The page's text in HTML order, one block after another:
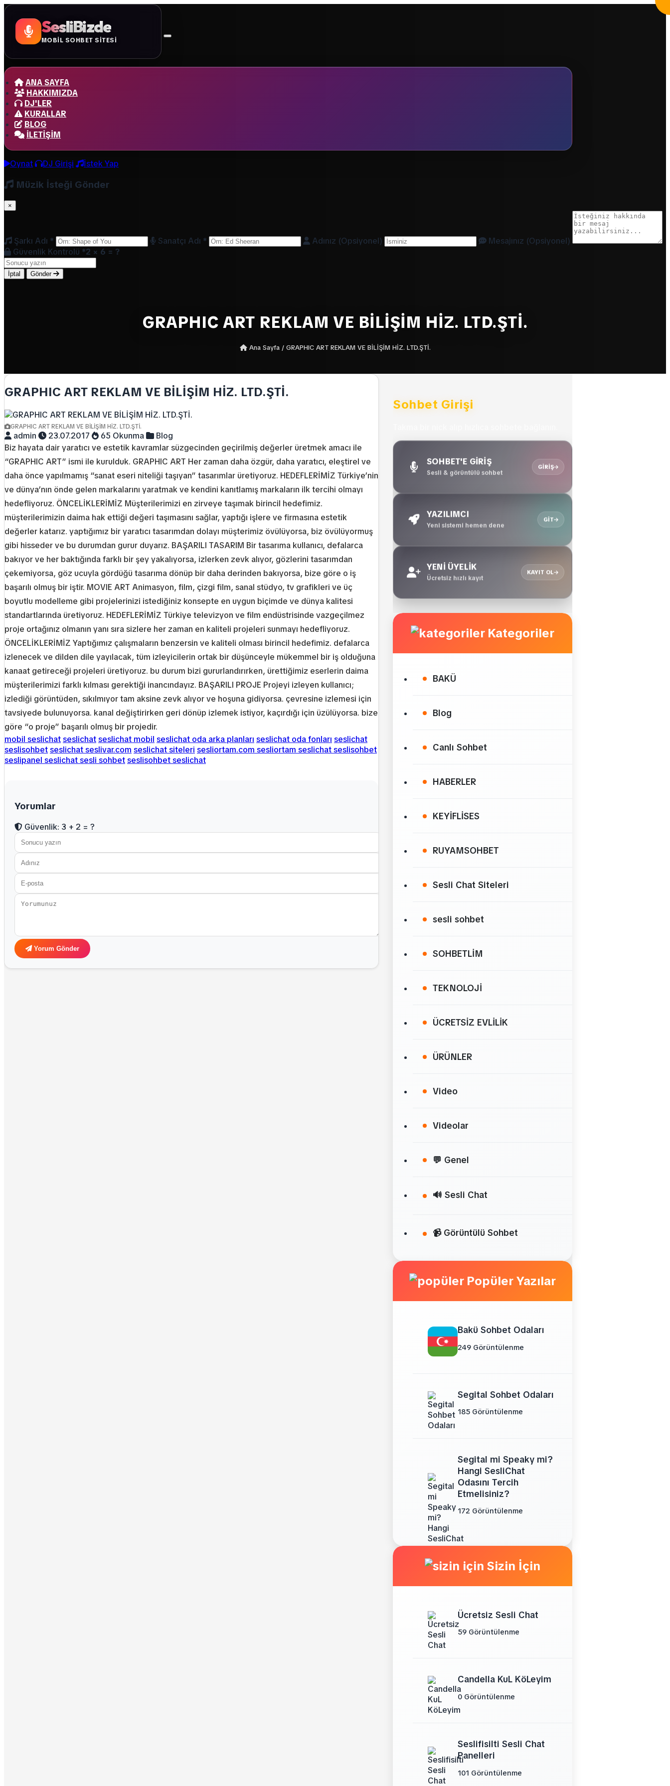
SesliBizde
MOBİL SOHBET SİTESİ
ANA SAYFA
HAKKIMIZDA
DJ'LER
KURALLAR
BLOG
İLETIŞIM
Oynat DJ Girişi İstek Yap
Müzik İsteği Gönder
×
Şarkı Adı * Sanatçı Adı * Adınız (Opsiyonel)
Mesajınız (Opsiyonel)
Güvenlik Kontrolü *2 × 6 = ?
İptal Gönder
GRAPHIC ART REKLAM VE BİLİŞİM HİZ. LTD.ŞTİ.
Ana Sayfa /GRAPHIC ART REKLAM VE BİLİŞİM HİZ. LTD.ŞTİ.
GRAPHIC ART REKLAM VE BİLİŞİM HİZ. LTD.ŞTİ.
GRAPHIC ART REKLAM VE BİLİŞİM HİZ. LTD.ŞTİ.
admin 23.07.2017 65 Okunma
Blog
Biz hayata dair yaratıcı ve estetik kavramlar süzgecinden geçirilmiş değerler üretmek amacı ile
“GRAPHIC ART” ismi ile kurulduk. GRAPHIC ART Her zaman daha özgür, daha yaratıcı, eleştirel ve
daha önce yapılmamış “sanat eseri niteliği taşıyan” tasarımlar üretiyoruz. HEDEFLERİMİZ Türkiye’nin
ve dünya’nın önde gelen markalarını yaratmak ve kendini kanıtlamış markaların ilk tercihi olmayı
hedefliyoruz. ÖNCELİKLERİMİZ Müşterilerimizi en zirveye taşımak birincil hedefimiz.
müşterilerimizin daima hak ettiği değeri taşımasını sağlar, yaptığı işlere ve firmasına estetik
değerler katarız. yaptığımız bir yaratıcı tasarımdan dolayı müşterimiz övülüyorsa, biz övülüyormuş
gibi hisseder ve bu durumdan gurur duyarız. BAŞARILI TASARIM Bir tasarıma kullanıcı, defalarca
bakıyor ve her baktığında farklı bir şey yakalıyorsa, izlerken zevk alıyor, gözlerini tasarımdan
çekemiyorsa, göz ucuyla gördüğü tasarıma dönüp bir daha derinden bakıyorsa, bize göre o iş
başarılı olmuş bir iştir. MOVIE ART Animasyon, film, çizgi film, sanal stüdyo, tv grafikleri ve üç
boyutlu modelleme gibi projelerinizi istediğiniz konsepte en uygun biçimde ve dünya kalitesi
standartlarında üretiyoruz. HEDEFLERİMİZ Türkiye televizyon ve film endüstrisinde vazgeçilmez
proje ortağınız olmanın yanı sıra sizlere her zaman en kaliteli projeleri sunmayı hedefliyoruz.
ÖNCELİKLERİMİZ Yaptığımız çalışmaların benzersin ve kaliteli olması birincil hedefimiz. defalarca
izlenecek ve dilden dile yayılacak, tüm izleyicilerin ortak bir düşünceyle mükemmel bir iş olduğuna
kanaat getireceği projeleri üretiyoruz. bu durum bizi gururlandırırken, ürettiğimiz eserlerin daima
müşterilerimizi farklı kılması gerektiği inancındayız. BAŞARILI PROJE Projeyi izleyen kullanıcı;
izlediği görüntüden, sıkılmıyor tam aksine zevk alıyor ve hoşuna gidiyorsa. çevresine izlemesi için
tavsiyede bulunuyorsa. kanal değiştirirken geri dönüp izlemek istiyor, kaçırdığı için üzülüyorsa. bize
göre “o proje” başarılı olmuş bir projedir.
mobil seslichatseslichatseslichat mobil seslichat oda arka planları seslichat oda fonları seslichat
seslisohbetseslichat seslivar.com seslichat siteleri sesliortam.com sesliortam seslichat seslisohbet
seslipanel seslichat sesli sohbetseslisohbet seslichat
Yorumlar
Güvenlik: 3 + 2 = ?
Yorum Gönder
Sohbet Girişi
SOHBET'E GİRİŞ
Sesli & görüntülü sohbet
GIRIŞ
YAZILIMCI
Yeni sistemi hemen dene
GIT
YENİ ÜYELİK
Ücretsiz hızlı kayıt
KAYIT OL
Kategoriler
BAKÜ
Blog
Canlı Sohbet
HABERLER
KEYİFLİSES
RUYAMSOHBET
Sesli Chat Siteleri
sesli sohbet
SOHBETLİM
TEKNOLOJİ
ÜCRETSİZ EVLİLİK
ÜRÜNLER
Video
Videolar
💬 Genel
🔊 Sesli Chat
📹 Görüntülü Sohbet
Popüler Yazılar
Bakü Sohbet Odaları
249 Görüntülenme
Segital Sohbet Odaları
185 Görüntülenme
Segital mi Speaky mi?
Hangi SesliChat
Odasını Tercih
Etmelisiniz?
172 Görüntülenme
Sizin İçin
Ücretsiz Sesli Chat
59 Görüntülenme
Candella KuL KöLeyim
0 Görüntülenme
Seslifisilti Sesli Chat
Panelleri
101 Görüntülenme